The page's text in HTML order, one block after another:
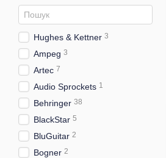
Hughes & Kettner 3
Ampeg 3
Artec 7
Audio Sprockets 1
Behringer 38
BlackStar 5
BluGuitar 2
Bogner 2